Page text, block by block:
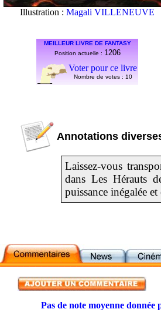
Illustration : Magali VILLENEUVE
MEILLEUR LIVRE DE FANTASY
Position actuelle : 1206
Voter pour ce livre
Nombre de votes : 10
Annotations
Laissez-vous
dans Les Hérauts
puissance inégalée
Pas de note moyenne